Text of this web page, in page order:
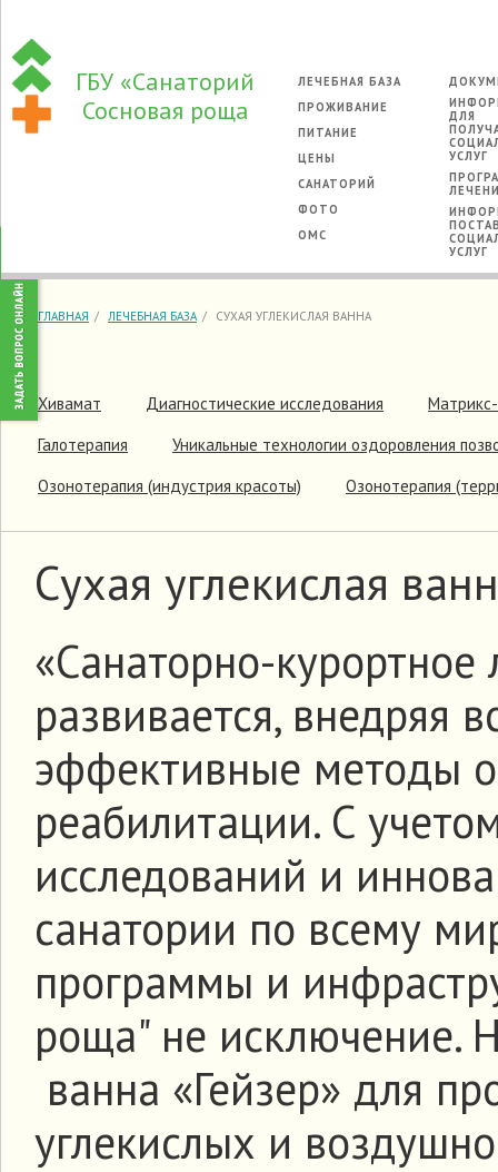
ЛЕЧЕБНАЯ БАЗА
ПРОЖИВАНИЕ
ПИТАНИЕ
ЦЕНЫ
САНАТОРИЙ
ФОТО
ОМС
ДЛЯ
УСЛУГ
УСЛУГ
ГБУ «Санаторий
Сосновая роща
ГЛАВНАЯ ЛЕЧЕБНАЯ БАЗА СУХАЯ УГЛЕКИСЛАЯ ВАННА
Хивамат Диагностические исследования
Галотерапия
Уникальные технологии оздоровления
Озонотерапия (индустрия красоты)
Озонотерапия
Сухая углекислая
«Санаторно-курортное
развивается, внедряя
эффективные методы
реабилитации. С
исследований и
санатории по всему
программы и
роща" не исключение.
ванна «Гейзер» для
углекислых и